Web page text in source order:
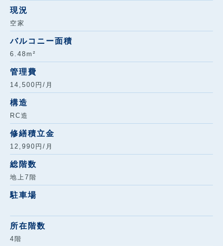
現況
空家
バルコニー面積
6.48m²
管理費
14,500円/月
構造
RC造
修繕積立金
12,990円/月
総階数
地上7階
駐車場
所在階数
4階